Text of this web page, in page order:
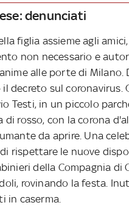
denunciati
figlia assieme agli
non necessario e
alle porte di Milano.
decreto sul coronavirus.
Testi, in un piccolo
rosso, con la corona
da aprire. Una
rispettare le nuove
della Compagnia di
rovinando la festa.
in caserma.